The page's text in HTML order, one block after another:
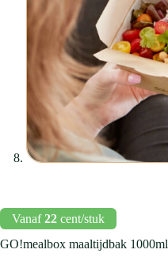
Vanaf22 cent/stuk
GO!mealbox maaltijdbak 1000ml